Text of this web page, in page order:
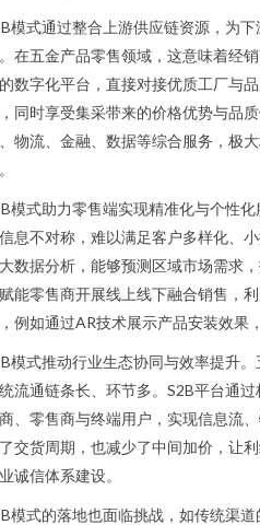
模式通过整合上游供应链资源，为
在五金产品零售领域，这意味着经
数字化平台，直接对接优质工厂与
同时享受集采带来的价格优势与品
物流、金融、数据等综合服务，极
模式助力零售端实现精准化与个性
息不对称，难以满足客户多样化、
数据分析，能够预测区域市场需求
能零售商开展线上线下融合销售，
例如通过AR技术展示产品安装效果
模式推动行业生态协同与效率提升
流通链条长、环节多。S2B平台通
、零售商与终端用户，实现信息流
交货周期，也减少了中间加价，让
诚信体系建设。
模式的落地也面临挑战，如传统渠